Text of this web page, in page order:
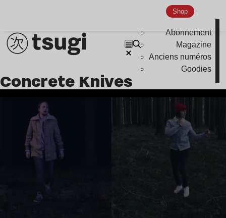
Shop
Abonnement
Magazine
Anciens numéros
Goodies
Concrete Knives